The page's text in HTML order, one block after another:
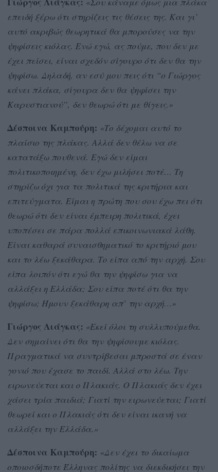
επειδή ξέρω ότι στηρίζεις τις θέσεις της. Και γι’
αυτό ακριβώς θεωρητικά θα μπορούσες να την
ψηφίσεις κιόλας. Ενώ εγώ, ας πούμε, που δεν με
έχει πείσει, είναι σχεδόν σίγουρο ότι δεν θα την
ψηφίσω. Δηλαδή, αν εσύ μου πεις ότι “ο Γιώργος
κάνει πλάκα, σίγουρα δεν θα ψηφίσει την
Καρυστιανού”, δεν θεωρώ ότι με θίγεις.»
Δέσποινα Καμπούρη: «Το δέχομαι αυτό το
πλαίσιο της πλάκας. Αλλά δεν θέλω να σε
κατατάξω πουθενά. Εγώ δεν είμαι
πολιτικοποιημένη, δεν έχω μιλήσει ποτέ… Τη
στηρίζω όχι για τα πολιτικά της κριτήρια και
επιτεύγματα. Είμαι η πρώτη που σου έχω πει ότι
θεωρώ ότι δεν είναι έμπειρη πολιτικά, έχει
υποπέσει σε πάρα πολλά επικοινωνιακά λάθη.
Είναι καθαρά συναισθηματικό το κριτήριό μου
και το λέω ξεκάθαρα. Το είπα από την αρχή. Σου
είπα λοιπόν ότι εγώ θα την ψηφίσω για να
αλλάξει η Ελλάδα; Σου είπα ποτέ ότι θα την
ψηφίσω; Ήμουν ξεκάθαρη απ’ την αρχή…»
Γιώργος Λιάγκας: «Εκεί όλοι τη συλλυπούμεθα.
Δεν σημαίνει ότι θα την ψηφίσουμε κιόλας.
Πραγματικά να συντρίβεσαι μπροστά σε έναν
γονιό που έχασε το παιδί. Αλλά στο λέω. Την
ειρωνεύεται και ο Πλακιάς. Ο Πλακιάς δεν έχει
χάσει τρία παιδιά; Γιατί την ειρωνεύεται; Γιατί
θεωρεί και ο Πλακιάς ότι δεν είναι ικανή να
αλλάξει την Ελλάδα.»
Δέσποινα Καμπούρη: «Δεν έχει το δικαίωμα
οποιοσδήποτε Έλληνας πολίτης να διεκδικήσει την